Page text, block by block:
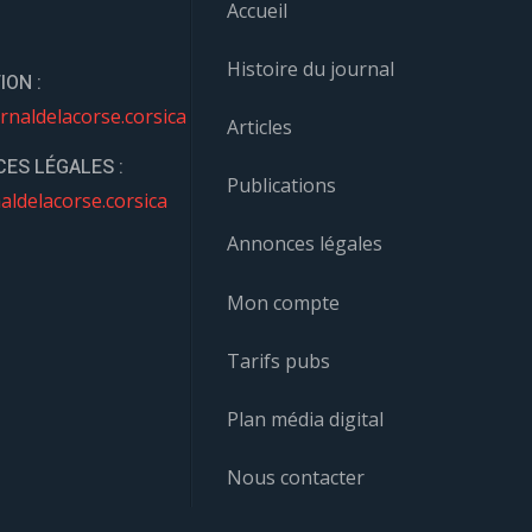
:
LÉGALES :
Accueil
Histoire du journal
Articles
Publications
Annonces légales
Mon compte
Tarifs pubs
Plan média digital
Nous contacter